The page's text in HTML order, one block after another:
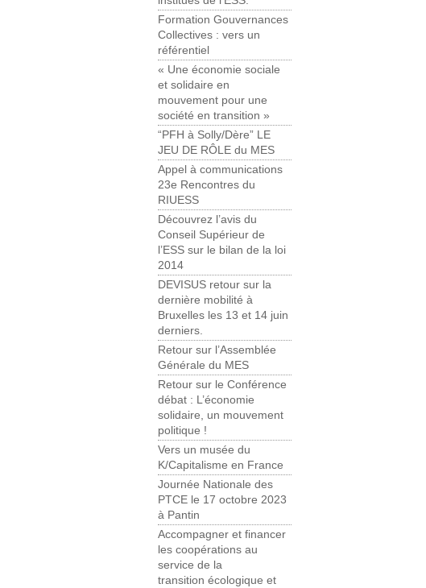
Formation Gouvernances
Collectives : vers un
référentiel
« Une économie sociale
et solidaire en
mouvement pour une
société en transition »
“PFH à Solly/Dère” LE
JEU DE RÔLE du MES
Appel à communications
23e Rencontres du
RIUESS
Découvrez l’avis du
Conseil Supérieur de
l’ESS sur le bilan de la loi
2014
DEVISUS retour sur la
dernière mobilité à
Bruxelles les 13 et 14 juin
derniers.
Retour sur l’Assemblée
Générale du MES
Retour sur le Conférence
débat : L’économie
solidaire, un mouvement
politique !
Vers un musée du
K/Capitalisme en France
Journée Nationale des
PTCE le 17 octobre 2023
à Pantin
Accompagner et financer
les coopérations au
service de la
transition écologique et